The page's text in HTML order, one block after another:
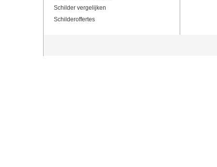
Schilder vergelijken
Schilderoffertes